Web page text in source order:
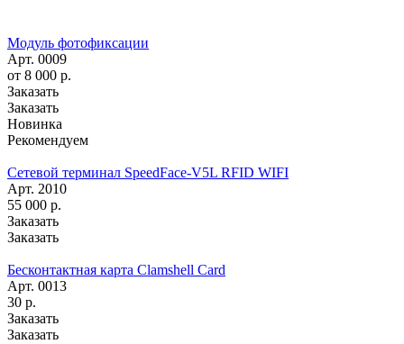
Модуль фотофиксации
Арт. 0009
от 8 000 р.
Заказать
Заказать
Новинка
Рекомендуем
Сетевой терминал SpeedFace-V5L RFID WIFI
Арт. 2010
55 000 р.
Заказать
Заказать
Бесконтактная карта Clamshell Card
Арт. 0013
30 р.
Заказать
Заказать